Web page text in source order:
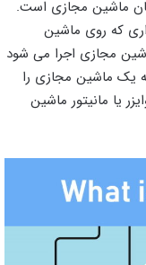
ماشین مجازی است.
که روی ماشین
مجازی اجرا می شود
یک ماشین مجازی را
یا مانیتور ماشین